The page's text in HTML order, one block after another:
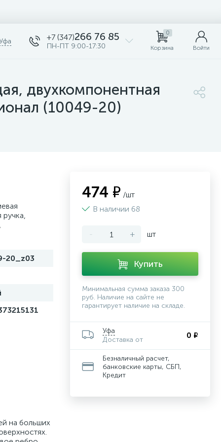
+7 (347)266 76 85
ПН-ПТ 9:00-17:30
0
Корзина Войти
двухкомпонентная
(10049-20)
20_z03
на больших
474 ₽ /шт
В наличии 68
- + шт
Купить
Минимальная сумма заказа 300
руб. Наличие на сайте не
гарантирует наличие на складе.
Уфа
Доставка от
0 ₽
Безналичный расчет,
банковские карты, СБП,
Кредит